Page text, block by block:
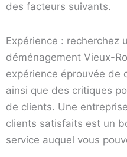
des facteurs suivants.
Expérience : recherchez
déménagement Vieux-
expérience éprouvée de
ainsi que des critiques
de clients. Une
clients satisfaits est un
service auquel vous